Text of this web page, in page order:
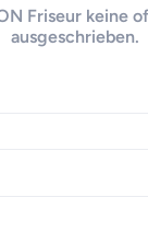
Friseur keine
ausgeschrieben.